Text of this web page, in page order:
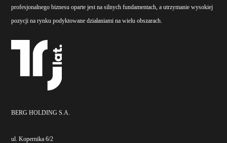
profesjonalnego biznesu oparte jest na silnych fundamentach, a utrzymanie wysokiej
pozycji na rynku podyktowane działaniami na wielu obszarach.
BERG HOLDING S.A.
ul. Kopernika 6/2